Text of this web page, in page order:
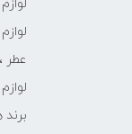
عطر
برند